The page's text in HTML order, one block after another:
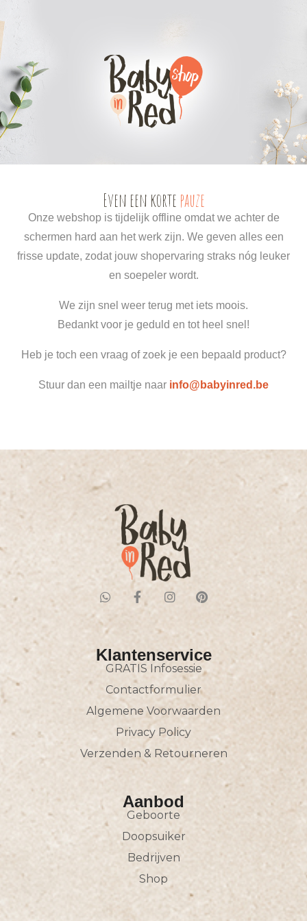
Even een korte pauze
Onze webshop is tijdelijk offline omdat we achter de
schermen hard aan het werk zijn. We geven alles een
frisse update, zodat jouw shopervaring straks nóg leuker
en soepeler wordt.
We zijn snel weer terug met iets moois.
Bedankt voor je geduld en tot heel snel!
Heb je toch een vraag of zoek je een bepaald product?
Stuur dan een mailtje naar info@babyinred.be
Klantenservice
GRATIS Infosessie
Contactformulier
Algemene Voorwaarden
Privacy Policy
Verzenden & Retourneren
Aanbod
Geboorte
Doopsuiker
Bedrijven
Shop